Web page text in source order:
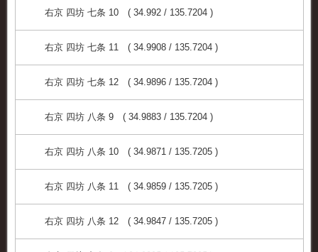
右京 四坊 七条 10 ( 34.992 / 135.7204 )
右京 四坊 七条 11 ( 34.9908 / 135.7204 )
右京 四坊 七条 12 ( 34.9896 / 135.7204 )
右京 四坊 八条 9 ( 34.9883 / 135.7204 )
右京 四坊 八条 10 ( 34.9871 / 135.7205 )
右京 四坊 八条 11 ( 34.9859 / 135.7205 )
右京 四坊 八条 12 ( 34.9847 / 135.7205 )